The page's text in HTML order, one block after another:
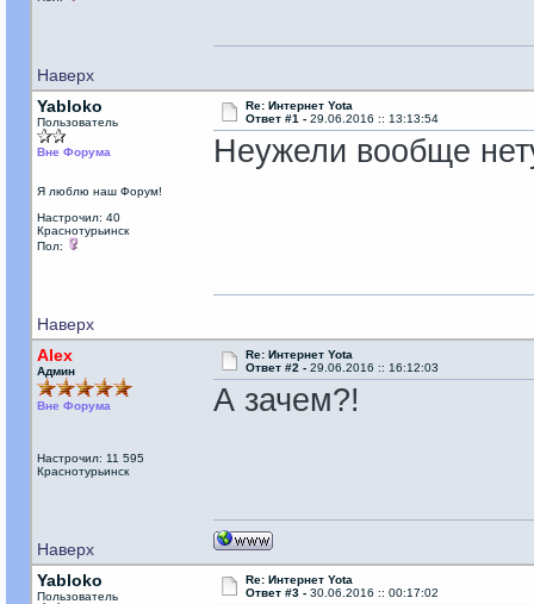
Наверх
Yabloko
Пользователь
Вне Форума
Я люблю наш Форум!
Настрочил: 40
Краснотурьинск
Пол:
Re: Интернет Yota
Ответ #1 - 29.06.2016 :: 13:13:54
Неужели вообще
Наверх
Alex
Админ
Вне Форума
Настрочил: 11 595
Краснотурьинск
Re: Интернет Yota
Ответ #2 - 29.06.2016 :: 16:12:03
А зачем?!
Наверх
Yabloko
Пользователь
Re: Интернет Yota
Ответ #3 - 30.06.2016 :: 00:17:02